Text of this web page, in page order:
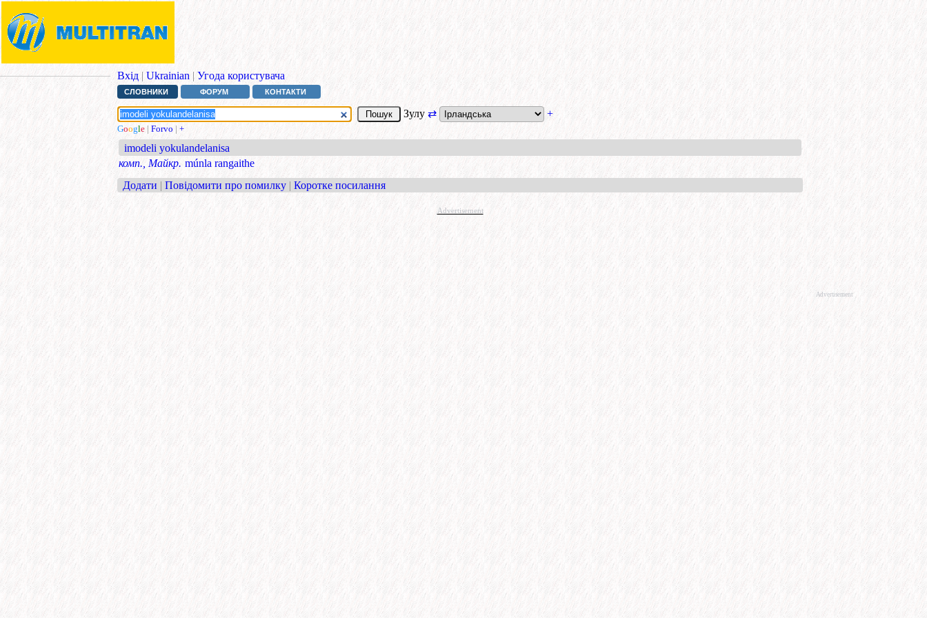
Вхід | Ukrainian | Угода користувача
СЛОВНИКИ ФОРУМ КОНТАКТИ
Зулу ⇄ +
Google | Forvo | +
imodeli yokulandelanisa
комп., Майкр. múnla rangaithe
Додати | Повідомити про помилку | Коротке посилання
Advertisement
Advertisement